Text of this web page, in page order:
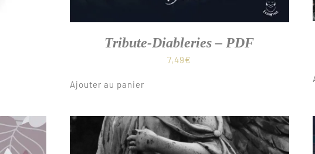
Tribute-Diableries – PDF
7,49€
Ajouter au panier